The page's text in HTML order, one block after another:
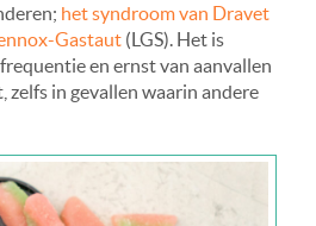
het syndroom van Dravet
Gastaut (LGS). Het is
en ernst van aanvallen
in gevallen waarin andere